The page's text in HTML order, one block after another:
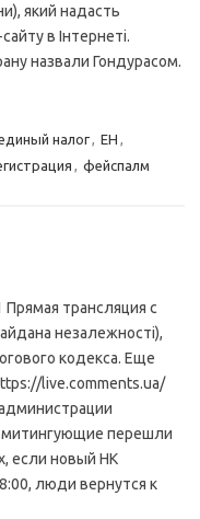
який надасть
в Інтернеті.
назвали Гондурасом.
налог, ЕН ,
, фейспалм
трансляция с
незалежності),
кодекса. Еще
live.comments.ua/
митингующие перешли
если новый НК
люди вернутся к